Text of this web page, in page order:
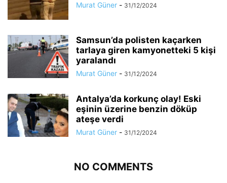
Murat Güner - 31/12/2024
Samsun’da polisten kaçarken
tarlaya giren kamyonetteki 5 kişi
yaralandı
Murat Güner - 31/12/2024
Antalya’da korkunç olay! Eski
eşinin üzerine benzin döküp
ateşe verdi
Murat Güner - 31/12/2024
NO COMMENTS